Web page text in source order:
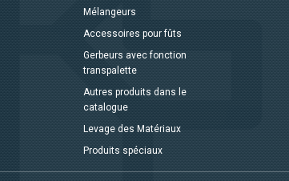
Mélangeurs
Accessoires pour fûts
Gerbeurs avec fonction
transpalette
Autres produits dans le
catalogue
Levage des Matériaux
Produits spéciaux